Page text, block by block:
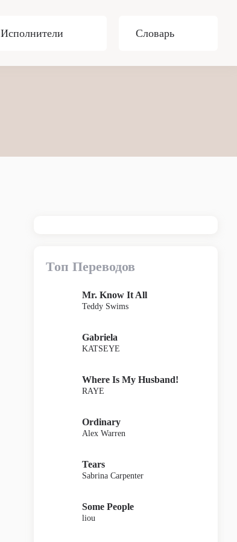
Исполнители Словарь
Топ Переводов
Mr. Know It All
Teddy Swims
Gabriela
KATSEYE
Where Is My Husband!
RAYE
Ordinary
Alex Warren
Tears
Sabrina Carpenter
Some People
liou